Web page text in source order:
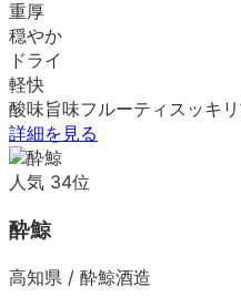
重厚
穏やか
ドライ
軽快
酸味旨味フルーティ スッキリ
詳細を見る
人気 34位
酔鯨
高知県 / 酔鯨酒造